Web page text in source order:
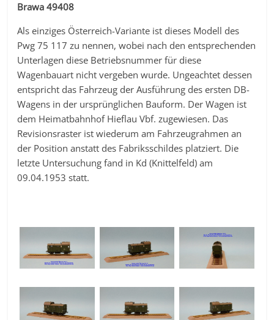
Brawa 49408
Als einziges Österreich-Variante ist dieses Modell des
Pwg 75 117 zu nennen, wobei nach den entsprechenden
Unterlagen diese Betriebsnummer für diese
Wagenbauart nicht vergeben wurde. Ungeachtet dessen
entspricht das Fahrzeug der Ausführung des ersten DB-
Wagens in der ursprünglichen Bauform. Der Wagen ist
dem Heimatbahnhof Hieflau Vbf. zugewiesen. Das
Revisionsraster ist wiederum am Fahrzeugrahmen an
der Position anstatt des Fabriksschildes platziert. Die
letzte Untersuchung fand in Kd (Knittelfeld) am
09.04.1953 statt.